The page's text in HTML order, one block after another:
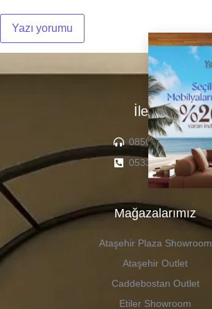
İletişim
0850 307 04 22
0533 336 71 13
Mağazalarımız
Ataşehir Plaza Showroom
Ataşehir Outlet
Caddebostan Outlet
Etiler Showroom